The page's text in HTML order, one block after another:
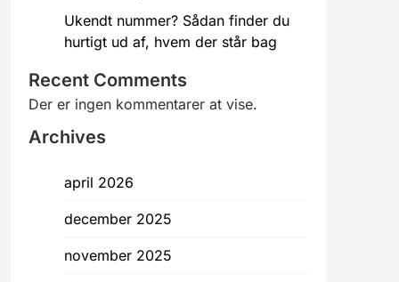
Ukendt nummer? Sådan finder du
hurtigt ud af, hvem der står bag
Recent Comments
Der er ingen kommentarer at vise.
Archives
april 2026
december 2025
november 2025